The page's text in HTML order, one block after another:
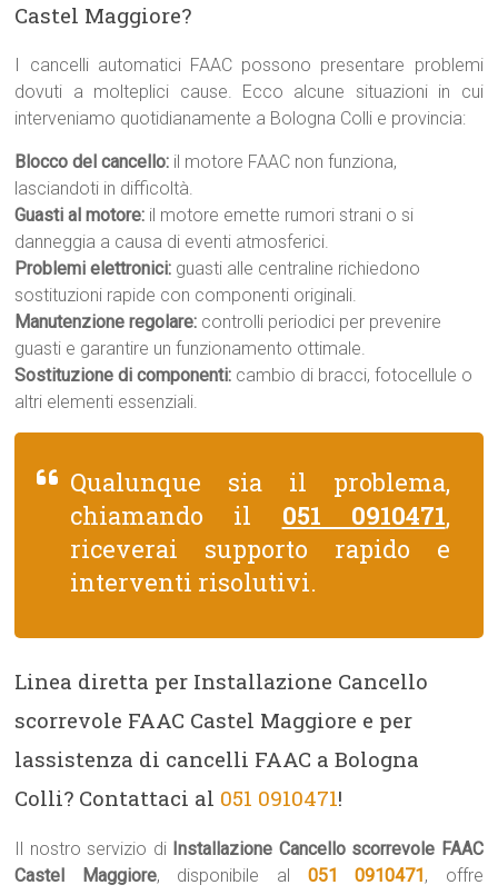
Castel Maggiore?
I cancelli automatici FAAC possono presentare problemi
dovuti a molteplici cause. Ecco alcune situazioni in cui
interveniamo quotidianamente a Bologna Colli e provincia:
Blocco del cancello: il motore FAAC non funziona,
lasciandoti in difficoltà.
Guasti al motore: il motore emette rumori strani o si
danneggia a causa di eventi atmosferici.
Problemi elettronici: guasti alle centraline richiedono
sostituzioni rapide con componenti originali.
Manutenzione regolare: controlli periodici per prevenire
guasti e garantire un funzionamento ottimale.
Sostituzione di componenti: cambio di bracci, fotocellule o
altri elementi essenziali.
Qualunque sia il problema,
chiamando il 051 0910471,
riceverai supporto rapido e
interventi risolutivi.
Linea diretta per Installazione Cancello
scorrevole FAAC Castel Maggiore e per
lassistenza di cancelli FAAC a Bologna
Colli? Contattaci al 051 0910471!
Il nostro servizio di Installazione Cancello scorrevole FAAC
Castel Maggiore, disponibile al 051 0910471, offre